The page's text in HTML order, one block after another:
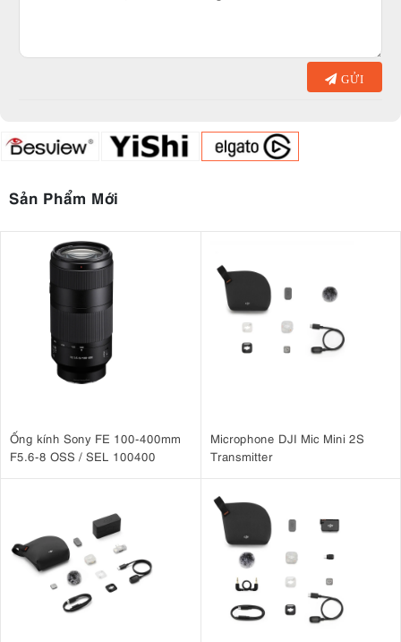
GỬI
Sản Phẩm Mới
Ống kính Sony FE 100-400mm
F5.6-8 OSS / SEL 100400
Microphone DJI Mic Mini 2S
Transmitter